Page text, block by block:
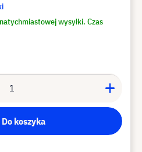
wysyłki. Czas
Do koszyka